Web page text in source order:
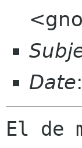
Date
El de